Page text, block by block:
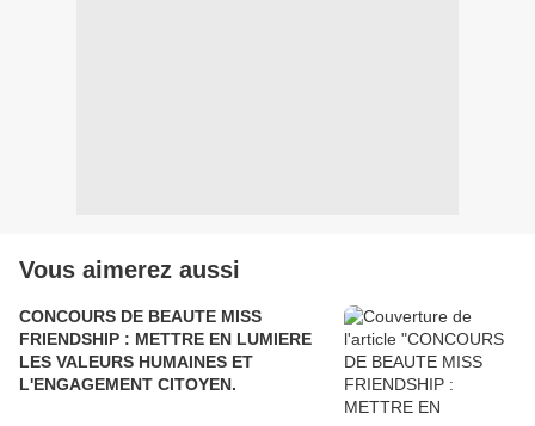
Vous aimerez aussi
CONCOURS DE BEAUTE MISS
FRIENDSHIP : METTRE EN LUMIERE
LES VALEURS HUMAINES ET
L'ENGAGEMENT CITOYEN.